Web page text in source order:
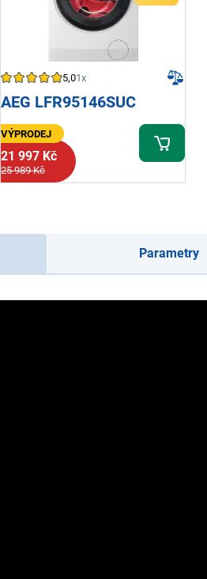
5,01x
AEG LFR95146SUC
VÝPRODEJ
21 997 Kč
25 989 Kč
Parametry